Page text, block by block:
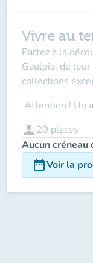
Vivre au
Partez à la
Gaulois, de
collections
Attention ! Un
person 20 places
Aucun
date_rangeVoir la